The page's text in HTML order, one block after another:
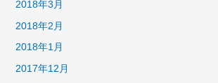
2018年3月
2018年2月
2018年1月
2017年12月